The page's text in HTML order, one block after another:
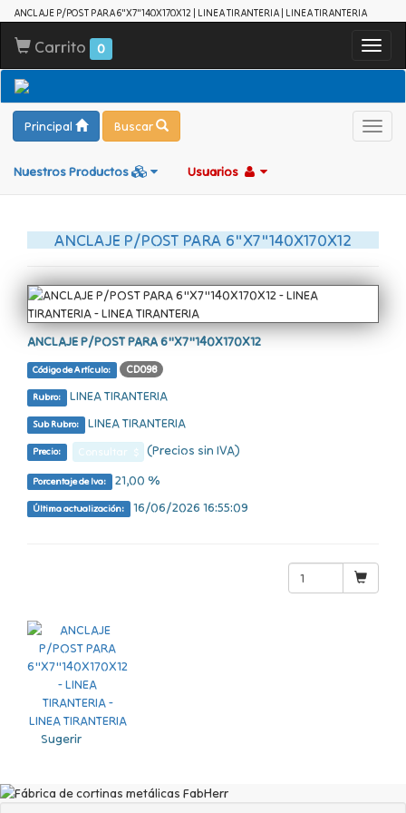
ANCLAJE P/POST PARA 6"X7"140X170X12 | LINEA TIRANTERIA | LINEA TIRANTERIA
Carrito 0
Principal Buscar
Nuestros Productos Usuarios
ANCLAJE P/POST PARA 6"X7"140X170X12
ANCLAJE P/POST PARA 6"X7"140X170X12
Código de Artículo: CD098
Rubro: LINEA TIRANTERIA
Sub Rubro: LINEA TIRANTERIA
Precio: Consultar $ (Precios sin IVA)
Porcentaje de Iva: 21,00 %
Última actualización: 16/06/2026 16:55:09
Sugerir